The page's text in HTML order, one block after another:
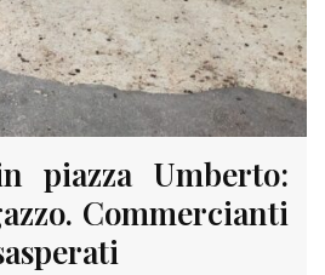
piazza Umberto:
Commercianti